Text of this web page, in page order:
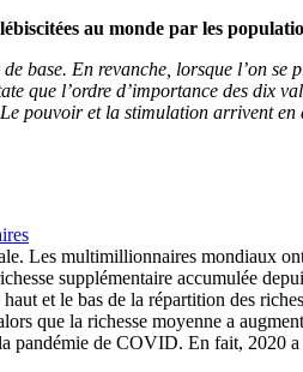
au monde par les
En revanche, lorsque l’on se
que l’ordre d’importance des dix
pouvoir et la stimulation arrivent en
Les multimillionnaires mondiaux
supplémentaire accumulée
et le bas de la répartition des
que la richesse moyenne a
pandémie de COVID. En fait, 2020